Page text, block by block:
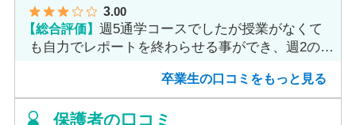
3.00
【総合評価】週5通学コースでしたが授業がなくて
も自力でレポートを終わらせる事ができ、週2のコ
卒業生の口コミをもっと見る
保護者の口コミ